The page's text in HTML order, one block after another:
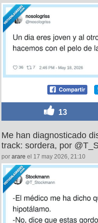
13
Me han diagnosticado
track: sordera, por
por arare el 17 may 2026, 21:10